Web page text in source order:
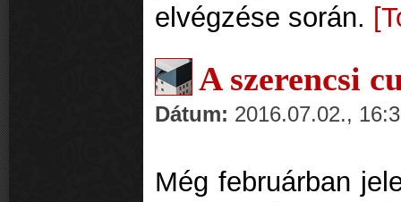
elvégzése során.
A szerencsi
Dátum: 2016.07.02.,
Még februárban